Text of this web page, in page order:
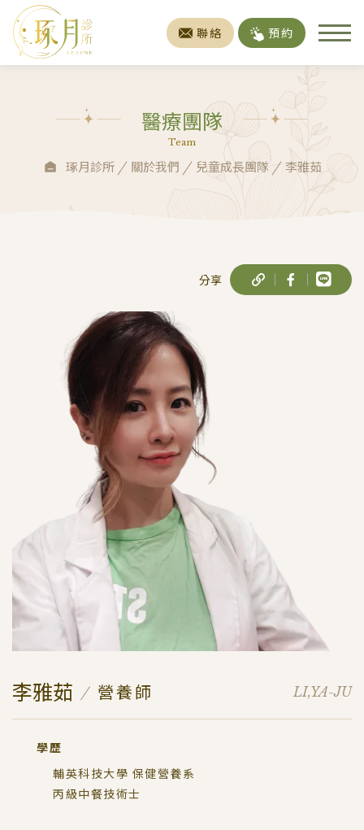
聯絡 預約
醫療團隊
Team
琢月診所 關於我們 兒童成長團隊 李雅茹
分享
李雅茹 營養師 LI,YA-JU
學歷
輔英科技大學 保健營養系
丙級中餐技術士